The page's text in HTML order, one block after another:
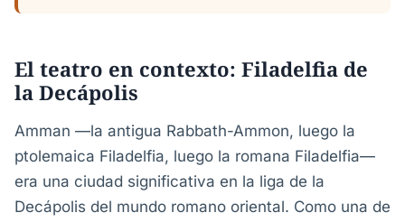
El teatro en contexto: Filadelfia de
la Decápolis
Amman —la antigua Rabbath-Ammon, luego la
ptolemaica Filadelfia, luego la romana Filadelfia—
era una ciudad significativa en la liga de la
Decápolis del mundo romano oriental. Como una de